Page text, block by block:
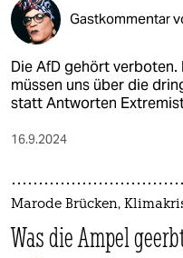
Gastkommentar
Die AfD gehört
müssen uns über die
statt Antworten
16.9.2024
Marode Brücken,
Was die Ampel